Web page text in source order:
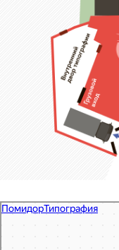
Помидор
Типография в Санкт‑Петербурге